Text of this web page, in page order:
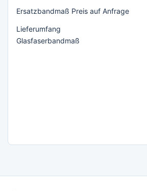
Ersatzbandmaß Preis auf Anfrage
Lieferumfang
Glasfaserbandmaß